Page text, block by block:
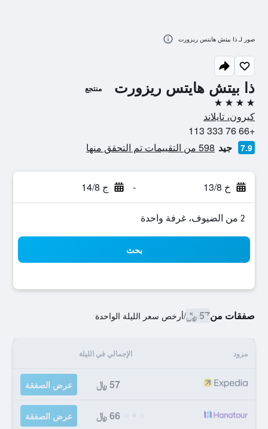
ذا بيتش هايتس ريزورت منتجع
4 نجوم
كيرون، تايلاند
+66 76 333 113
7.9 جيد 598 من التقييمات تم التحقق منها
خ 13/8 - ج 14/8
2 من الضيوف، غرفة واحدة
بحث
صفقات من57 ﷼ /أرخص سعر الليلة الواحدة
مزود الإجمالي في الليلة
57 ﷼ عرض الصفقة
66 ﷼ عرض الصفقة
صور لـ ذا بيتش هايتس ريزورت